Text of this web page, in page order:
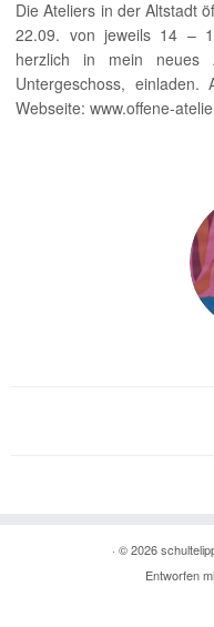
Die Ateliers in der Altstadt
22.09. von jeweils 14 –
herzlich in mein neues
Untergeschoss,
Webseite: www.offene-
· © 2026
Entworfen